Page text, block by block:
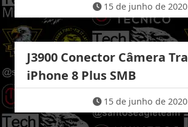
15 de junho de 2020
J3900 Conector Câmera
iPhone 8 Plus SMB
15 de junho de 2020